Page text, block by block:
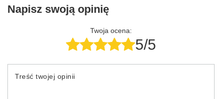
Napisz swoją opinię
Twoja ocena:
5/5
Treść twojej opinii